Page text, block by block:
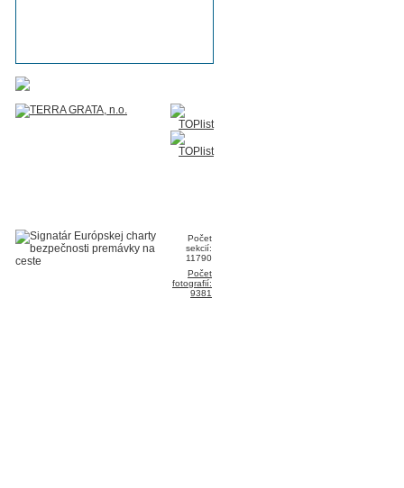
Počet
sekcií:
11790
Počet
fotografií:
9381